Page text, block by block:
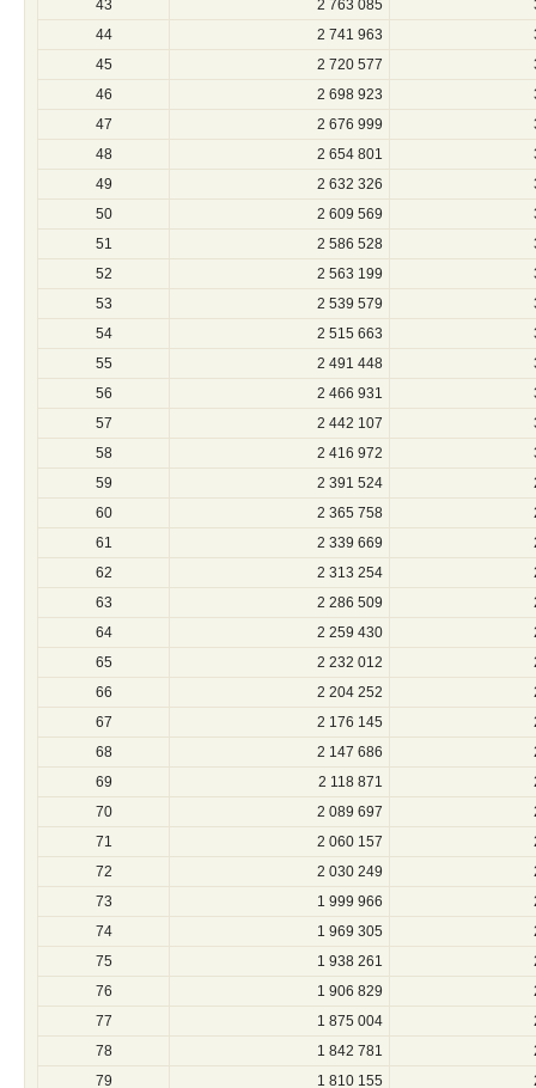
43
2 763 085
44
2 741 963
45
2 720 577
46
2 698 923
47
2 676 999
48
2 654 801
49
2 632 326
50
2 609 569
51
2 586 528
52
2 563 199
53
2 539 579
54
2 515 663
55
2 491 448
56
2 466 931
57
2 442 107
58
2 416 972
59
2 391 524
60
2 365 758
61
2 339 669
62
2 313 254
63
2 286 509
64
2 259 430
65
2 232 012
66
2 204 252
67
2 176 145
68
2 147 686
69
2 118 871
70
2 089 697
71
2 060 157
72
2 030 249
73
1 999 966
74
1 969 305
75
1 938 261
76
1 906 829
77
1 875 004
78
1 842 781
79
1 810 155